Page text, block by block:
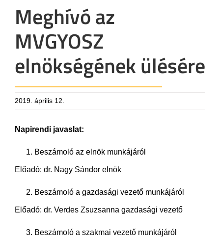
Meghívó az
MVGYOSZ
elnökségének ülésére
2019. április 12.
Napirendi javaslat:
Beszámoló az elnök munkájáról
Előadó: dr. Nagy Sándor elnök
Beszámoló a gazdasági vezető munkájáról
Előadó: dr. Verdes Zsuzsanna gazdasági vezető
Beszámoló a szakmai vezető munkájáról